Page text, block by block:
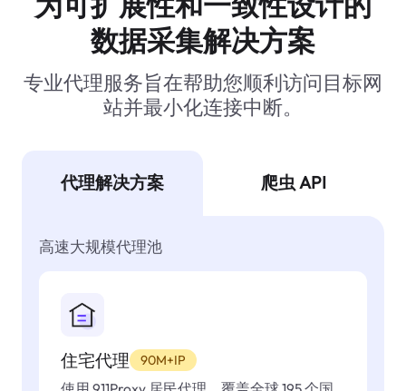
数据采集解决方案
专业代理服务旨在帮助您顺利访问目标网
站并最小化连接中断。
代理解决方案 爬虫 API
高速大规模代理池
住宅代理 90M+IP